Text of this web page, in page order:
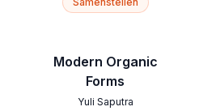
Modern Organic
Forms
Yuli Saputra